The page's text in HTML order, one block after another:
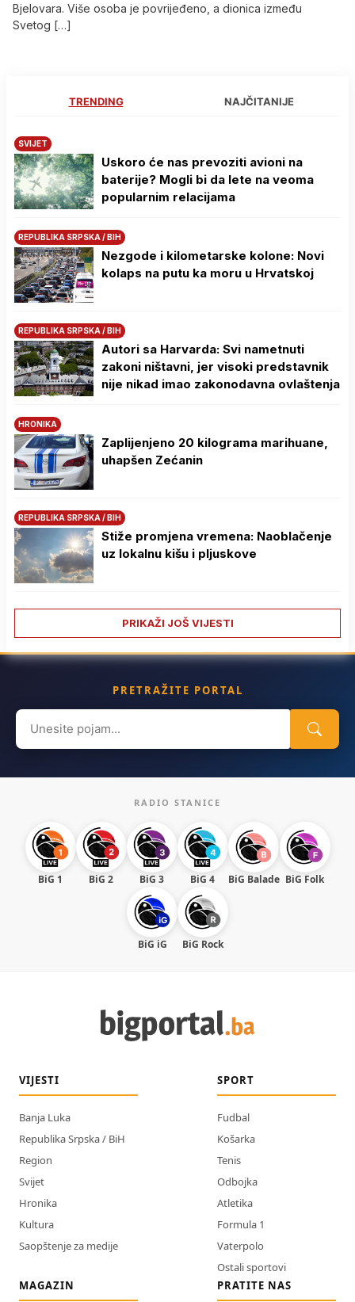
Bjelovara. Više osoba je povrijeđeno, a dionica između
Svetog […]
TRENDING NAJČITANIJE
SVIJET
Uskoro će nas prevoziti avioni na
baterije? Mogli bi da lete na veoma
popularnim relacijama
REPUBLIKA SRPSKA / BIH
Nezgode i kilometarske kolone: Novi
kolaps na putu ka moru u Hrvatskoj
REPUBLIKA SRPSKA / BIH
Autori sa Harvarda: Svi nametnuti
zakoni ništavni, jer visoki predstavnik
nije nikad imao zakonodavna ovlaštenja
HRONIKA
Zaplijenjeno 20 kilograma marihuane,
uhapšen Zećanin
REPUBLIKA SRPSKA / BIH
Stiže promjena vremena: Naoblačenje
uz lokalnu kišu i pljuskove
PRIKAŽI JOŠ VIJESTI
PRETRAŽITE PORTAL
Search
for:
RADIO STANICE
BiG 1 BiG 2 BiG 3 BiG 4 BiG Balade BiG Folk
BiG iG BiG Rock
VIJESTI
Banja Luka
Republika Srpska / BiH
Region
Svijet
Hronika
Kultura
Saopštenje za medije
SPORT
Fudbal
Košarka
Tenis
Odbojka
Atletika
Formula 1
Vaterpolo
Ostali sportovi
MAGAZIN
PRATITE NAS